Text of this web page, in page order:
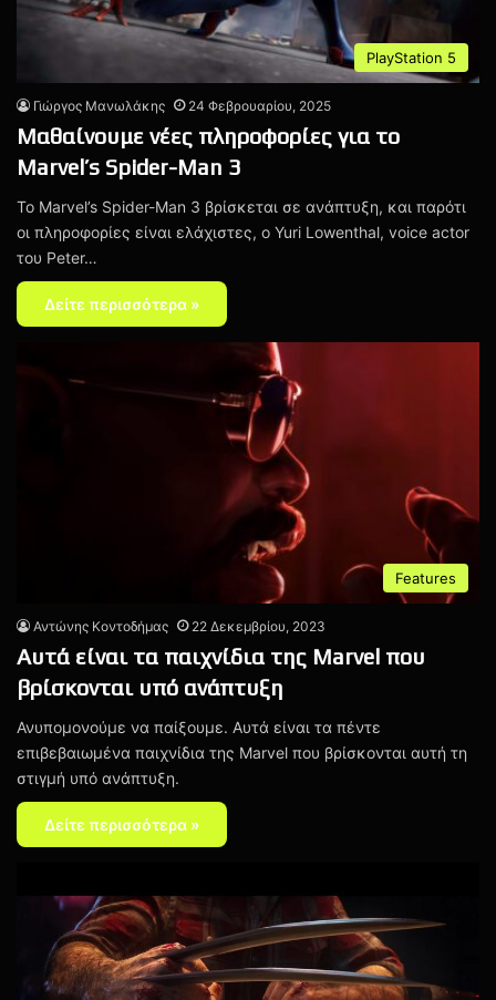
PlayStation 5
Γιώργος Μανωλάκης 24 Φεβρουαρίου, 2025
Μαθαίνουμε νέες πληροφορίες για το
Marvel’s Spider-Man 3
Το Marvel’s Spider-Man 3 βρίσκεται σε ανάπτυξη, και παρότι
οι πληροφορίες είναι ελάχιστες, ο Yuri Lowenthal, voice actor
του Peter…
Δείτε περισσότερα »
Features
Αντώνης Κοντοδήμας 22 Δεκεμβρίου, 2023
Αυτά είναι τα παιχνίδια της Marvel που
βρίσκονται υπό ανάπτυξη
Ανυπομονούμε να παίξουμε. Αυτά είναι τα πέντε
επιβεβαιωμένα παιχνίδια της Marvel που βρίσκονται αυτή τη
στιγμή υπό ανάπτυξη.
Δείτε περισσότερα »